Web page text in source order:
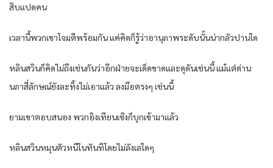
สิบแปดคน
เวลานี้พวกเขาโจมตีพร้อมกัน แค่คิดก็รู้ว่าอานุภาพระดับนั้นน่ากลัวปานใด
หลินสวินก็คิดไม่ถึงเช่นกันว่าอีกฝ่ายจะเด็ดขาดและดุดันเช่นนี้ แม้แต่ด่าน
นภาสี่ลักษณ์ยังละทิ้งไม่เอาแล้ว ลงมือตรงๆ เช่นนี้
ยามเขาตอบสนอง พวกอิงเทียนเซิงก็บุกเข้ามาแล้ว
หลินสวินหมุนตัวหนีในทันทีโดยไม่ลังเลใดๆ